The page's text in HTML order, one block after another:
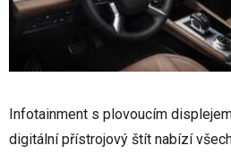
Infotainment s plovoucím
digitální přístrojový štít nabízí